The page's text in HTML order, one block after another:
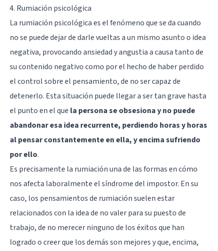
4. Rumiación psicológica
La rumiación psicológica es el fenómeno que se da cuando
no se puede dejar de darle vueltas a un mismo asunto o idea
negativa, provocando ansiedad y angustia a causa tanto de
su contenido negativo como por el hecho de haber perdido
el control sobre el pensamiento, de no ser capaz de
detenerlo. Esta situación puede llegar a ser tan grave hasta
el punto en el que la persona se obsesiona y no puede
abandonar esa idea recurrente, perdiendo horas y horas
al pensar constantemente en ella, y encima sufriendo
por ello.
Es precisamente la rumiación una de las formas en cómo
nos afecta laboralmente el síndrome del impostor. En su
caso, los pensamientos de rumiación suelen estar
relacionados con la idea de no valer para su puesto de
trabajo, de no merecer ninguno de los éxitos que han
logrado o creer que los demás son mejores y que, encima,